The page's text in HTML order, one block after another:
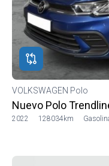
VOLKSWAGEN Polo
Nuevo Polo
2022 128034km